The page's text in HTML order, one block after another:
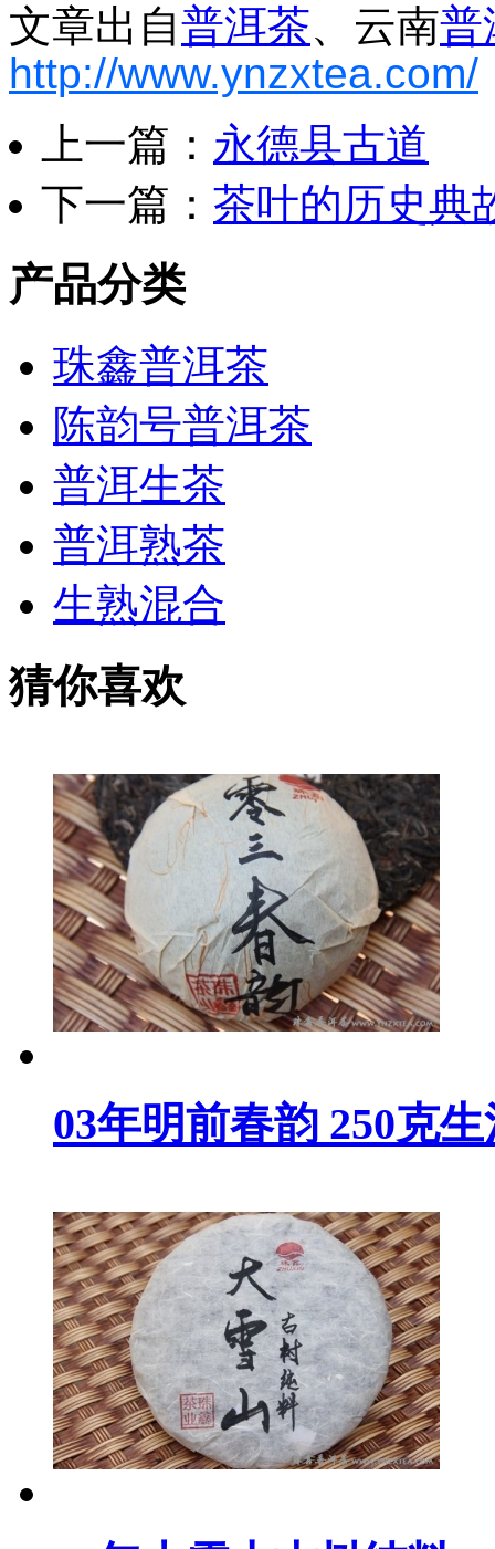
文章出自普洱茶、云南普
http://www.ynzxtea.com/
上一篇： 永德县古道
下一篇： 茶叶的历史典
产品分类
珠鑫普洱茶
陈韵号普洱茶
普洱生茶
普洱熟茶
生熟混合
猜你喜欢
03年明前春韵 250克